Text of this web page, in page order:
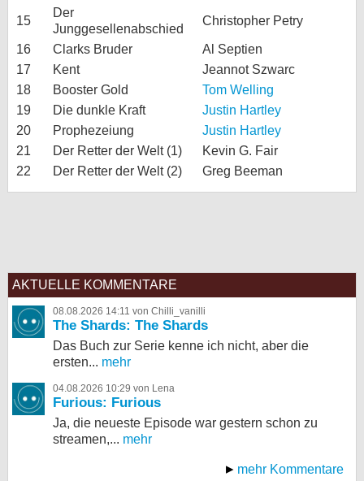
15
Der
Junggesellenabschied
Christopher Petry
16 Clarks Bruder
Al Septien
17
Kent
Jeannot Szwarc
18
Booster Gold
Tom Welling
19
Die dunkle Kraft
Justin Hartley
20
Prophezeiung
Justin Hartley
21
Der Retter der Welt (1)
Kevin G. Fair
22
Der Retter der Welt (2) Greg Beeman
AKTUELLE KOMMENTARE
08.08.2026 14:11 von Chilli_vanilli
The Shards: The Shards
Das Buch zur Serie kenne ich nicht, aber die
ersten... mehr
04.08.2026 10:29 von Lena
Furious: Furious
Ja, die neueste Episode war gestern schon zu
streamen,... mehr
mehr Kommentare